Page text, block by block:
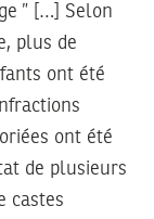
” […] Selon
plus de
ont été
ont été
de plusieurs
castes